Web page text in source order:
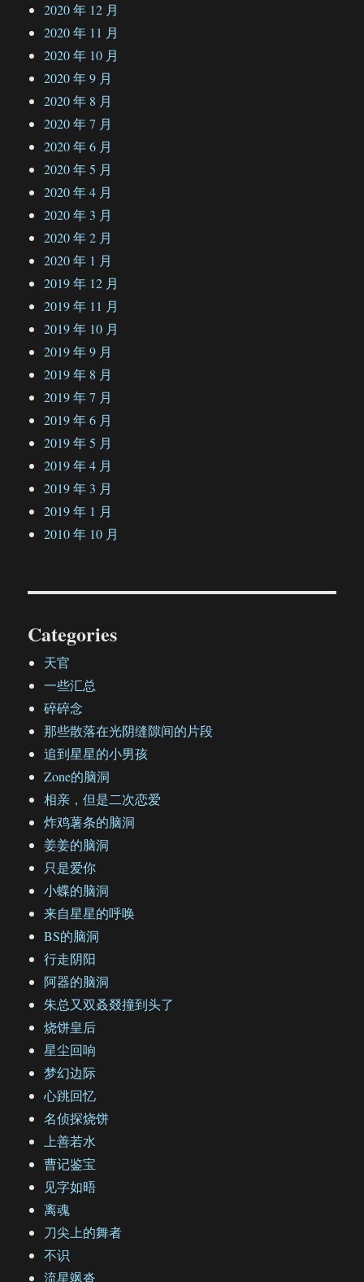
2020 年 12 月
2020 年 11 月
2020 年 10 月
2020 年 9 月
2020 年 8 月
2020 年 7 月
2020 年 6 月
2020 年 5 月
2020 年 4 月
2020 年 3 月
2020 年 2 月
2020 年 1 月
2019 年 12 月
2019 年 11 月
2019 年 10 月
2019 年 9 月
2019 年 8 月
2019 年 7 月
2019 年 6 月
2019 年 5 月
2019 年 4 月
2019 年 3 月
2019 年 1 月
2010 年 10 月
Categories
天官
一些汇总
碎碎念
那些散落在光阴缝隙间的片段
追到星星的小男孩
Zone的脑洞
相亲，但是二次恋爱
炸鸡薯条的脑洞
姜姜的脑洞
只是爱你
小蝶的脑洞
来自星星的呼唤
BS的脑洞
行走阴阳
阿器的脑洞
朱总又双叒叕撞到头了
烧饼皇后
星尘回响
梦幻边际
心跳回忆
名侦探烧饼
上善若水
曹记鉴宝
见字如晤
离魂
刀尖上的舞者
不识
流星飒沓